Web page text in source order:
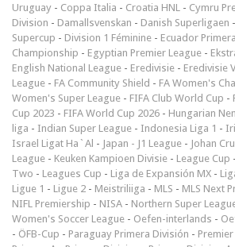
Uruguay - Coppa Italia - Croatia HNL - Cymru
Division - Damallsvenskan - Danish Superligaen -
Supercup - Division 1 Féminine - Ecuador
Championship - Egyptian Premier League -
English National League - Eredivisie - Eredivisie
League - FA Community Shield - FA Women's
Women's Super League - FIFA Club World Cup -
Cup 2023 - FIFA World Cup 2026 - Hungarian
liga - Indian Super League - Indonesia Liga 1 -
Israel Ligat Ha`Al - Japan - J1 League - Johan
League - Keuken Kampioen Divisie - League Cup -
Two - Leagues Cup - Liga de Expansión MX -
Ligue 1 - Ligue 2 - Meistriliiga - MLS - MLS Next
NIFL Premiership - NISA - Northern Super
Women's Soccer League - Oefen-interlands -
- ÖFB-Cup - Paraguay Primera División -